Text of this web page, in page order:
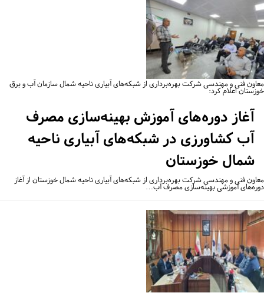
فنی و مهندسی شرکت بهره‌برداری از شبکه‌های آبیاری ناحیه شمال سازمان آب و برق
اعلام کرد:
آغاز دوره‌های آموزش بهینه‌سازی مصرف
آب کشاورزی در شبکه‌های آبیاری ناحیه
شمال خوزستان
فنی و مهندسی شرکت بهره‌برداری از شبکه‌های آبیاری ناحیه شمال خوزستان از آغاز
آموزشی بهینه‌سازی مصرف آب…